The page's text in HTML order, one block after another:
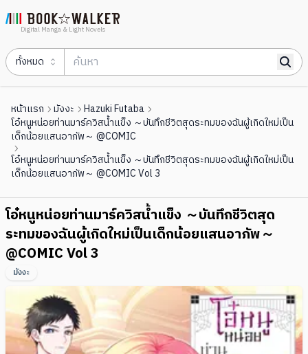
Digital Manga & Light Novels
ทั้งหมด
หน้าแรก มังงะ
Hazuki Futaba
โอ๋หนูหน่อยท่านมาร์ควิสน้ำแข็ง ～บันทึกชีวิตสุดระทมของฉันผู้เกิดใหม่เป็น
เด็กน้อยแสนอาภัพ～ @COMIC
โอ๋หนูหน่อยท่านมาร์ควิสน้ำแข็ง ～บันทึกชีวิตสุดระทมของฉันผู้เกิดใหม่เป็น
เด็กน้อยแสนอาภัพ～ @COMIC Vol 3
โอ๋หนูหน่อยท่านมาร์ควิสน้ำแข็ง ～บันทึกชีวิตสุด
ระทมของฉันผู้เกิดใหม่เป็นเด็กน้อยแสนอาภัพ～
@COMIC Vol 3
มังงะ